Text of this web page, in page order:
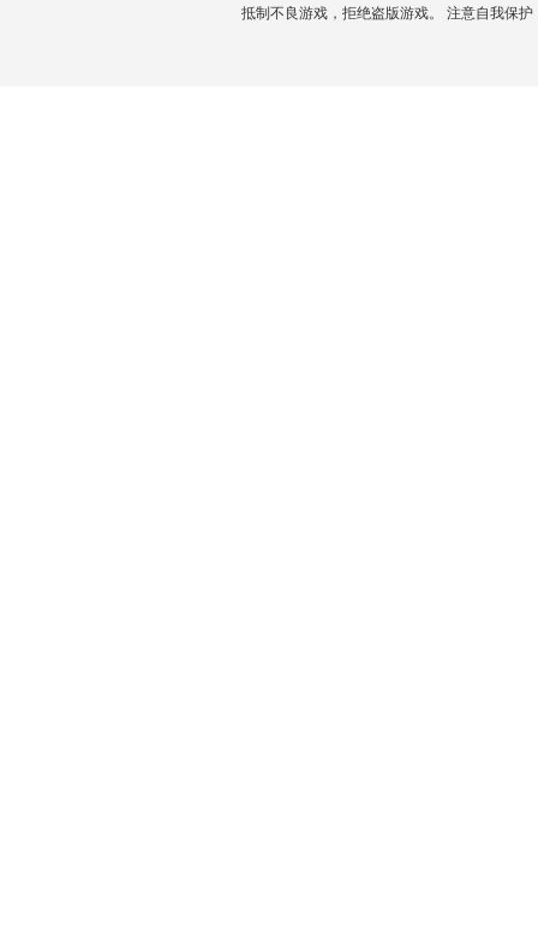
抵制不良游戏，拒绝盗版游戏。 注意自我保